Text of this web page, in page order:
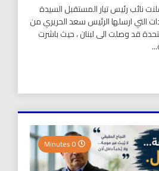
نائب رئيس تيار المستقبل السيدة
التي ارسلها الرئيس سعد الحريري من
قد وصلت الى لبنان ، حيث باشرت